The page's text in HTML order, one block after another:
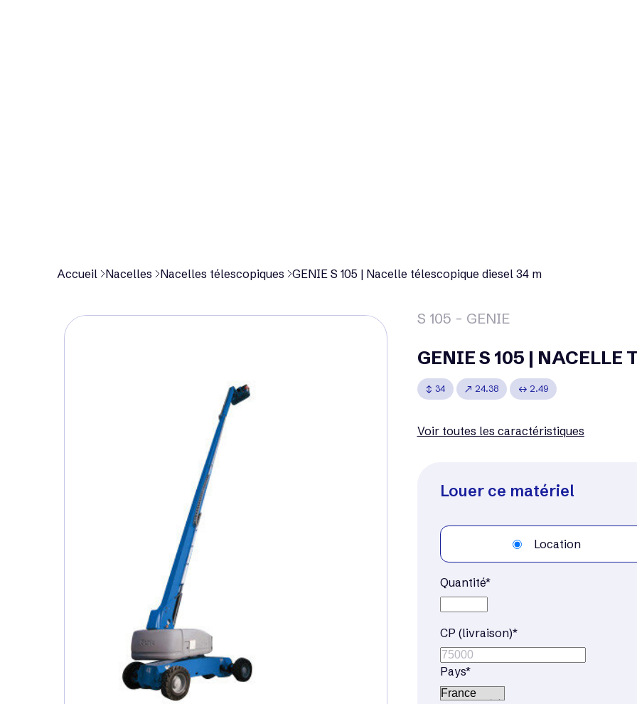
Accueil Nacelles Nacelles télescopiques GENIE S 105 | Nacelle télescopique diesel 34 m
S 105 - GENIE
GENIE S 105 | NACELLE
34 24.38 2.49
Voir toutes les caractéristiques
Louer ce matériel
Location
Quantité*
CP (livraison)*
Pays*